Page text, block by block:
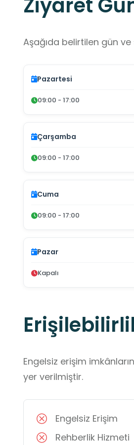
Aşağıda belirtilen gün
Pazartesi
09:00 - 17:00
Çarşamba
09:00 - 17:00
Cuma
09:00 - 17:00
Pazar
Kapalı
Engelsiz erişim
yer verilmiştir.
Engelsiz Erişim
Rehberlik Hizmeti